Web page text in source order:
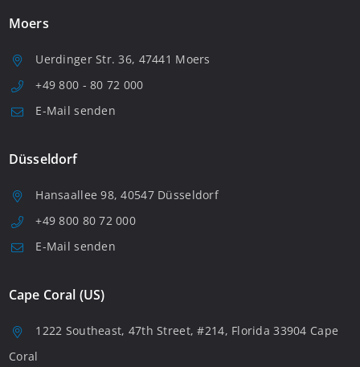
Moers
Uerdinger Str. 36, 47441 Moers
+49 800 - 80 72 000
E-Mail senden
Düsseldorf
Hansaallee 98, 40547 Düsseldorf
+49 800 80 72 000
E-Mail senden
Cape Coral (US)
1222 Southeast, 47th Street, #214, Florida 33904 Cape
Coral